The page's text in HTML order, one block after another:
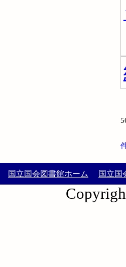
国立国会図書館ホーム 国立国